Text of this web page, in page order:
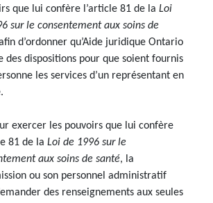
que lui confère l’article 81 de la Loi
sur le consentement aux soins de
d’ordonner qu’Aide juridique Ontario
des dispositions pour que soient fournis
les services d’un représentant en
exercer les pouvoirs que lui confère
81 de la Loi de 1996 sur le
aux soins de santé, la
ou son personnel administratif
des renseignements aux seules